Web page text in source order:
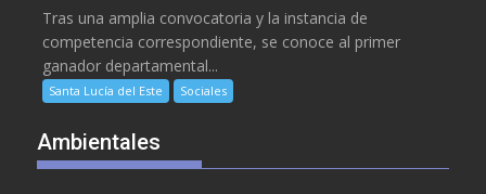
Tras una amplia convocatoria y la instancia de
competencia correspondiente, se conoce al primer
ganador departamental...
Santa Lucía del Este Sociales
Ambientales